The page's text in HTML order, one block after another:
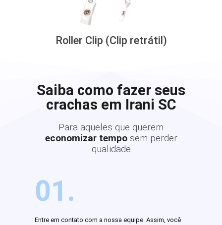
Roller Clip (Clip retrátil)
Saiba como fazer seus
crachas em Irani SC
Para aqueles que querem
economizar tempo sem perder
qualidade
01.
Entre em contato com a nossa equipe. Assim, você